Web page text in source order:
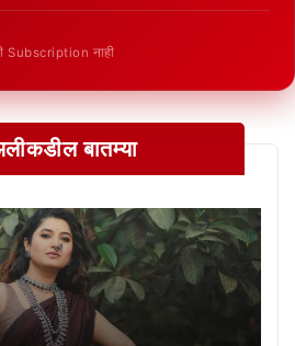
Subscription नाही
बातम्या